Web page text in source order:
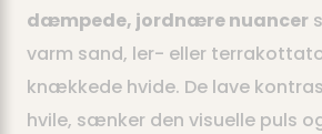
dæmpede, jordnære nuancer
varm sand, ler- eller
knækkede hvide. De lave
hvile, sænker den visuelle puls